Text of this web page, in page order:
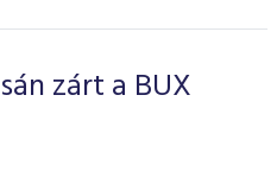
zárt a BUX